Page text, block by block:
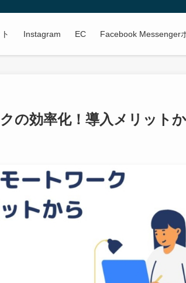
Instagram EC Facebook Messenger
の効率化！導入メリット